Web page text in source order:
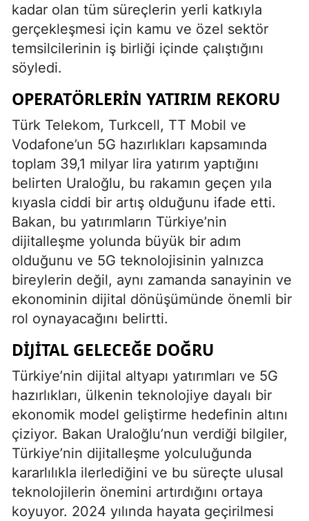
kadar olan tüm süreçlerin yerli katkıyla
gerçekleşmesi için kamu ve özel sektör
temsilcilerinin iş birliği içinde çalıştığını
söyledi.
OPERATÖRLERIN YATIRIM REKORU
Türk Telekom, Turkcell, TT Mobil ve
Vodafone’un 5G hazırlıkları kapsamında
toplam 39,1 milyar lira yatırım yaptığını
belirten Uraloğlu, bu rakamın geçen yıla
kıyasla ciddi bir artış olduğunu ifade etti.
Bakan, bu yatırımların Türkiye’nin
dijitalleşme yolunda büyük bir adım
olduğunu ve 5G teknolojisinin yalnızca
bireylerin değil, aynı zamanda sanayinin ve
ekonominin dijital dönüşümünde önemli bir
rol oynayacağını belirtti.
DIJITAL GELECEĞE DOĞRU
Türkiye’nin dijital altyapı yatırımları ve 5G
hazırlıkları, ülkenin teknolojiye dayalı bir
ekonomik model geliştirme hedefinin altını
çiziyor. Bakan Uraloğlu’nun verdiği bilgiler,
Türkiye’nin dijitalleşme yolculuğunda
kararlılıkla ilerlediğini ve bu süreçte ulusal
teknolojilerin önemini artırdığını ortaya
koyuyor. 2024 yılında hayata geçirilmesi